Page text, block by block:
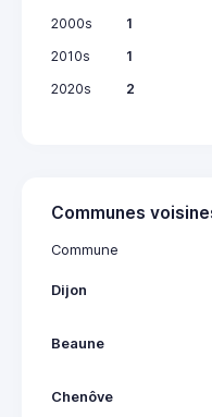
2000s
1
2010s
1
2020s
2
Communes
Commune
Dijon
Beaune
Chenôve